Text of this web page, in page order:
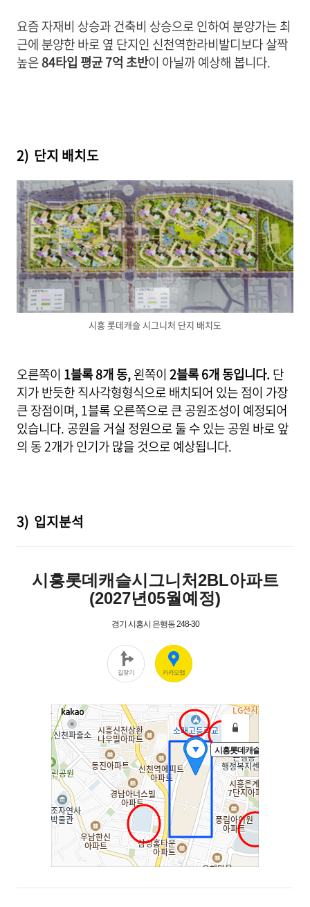
요즘 자재비 상승과 건축비 상승으로 인하여 분양가는 최
근에 분양한 바로 옆 단지인 신천역한라비발디보다 살짝
높은84타입 평균 7억 초반이 아닐까 예상해 봅니다.
2) 단지 배치도
시흥 롯데캐슬 시그니처 단지 배치도
오른쪽이 1블록 8개 동,왼쪽이 2블록 6개 동입니다. 단
지가 반듯한 직사각형형식으로 배치되어 있는 점이 가장
큰 장점이며, 1블록 오른쪽으로 큰 공원조성이 예정되어
있습니다. 공원을 거실 정원으로 둘 수 있는 공원 바로 앞
의 동 2개가 인기가 많을 것으로 예상됩니다.
3) 입지분석